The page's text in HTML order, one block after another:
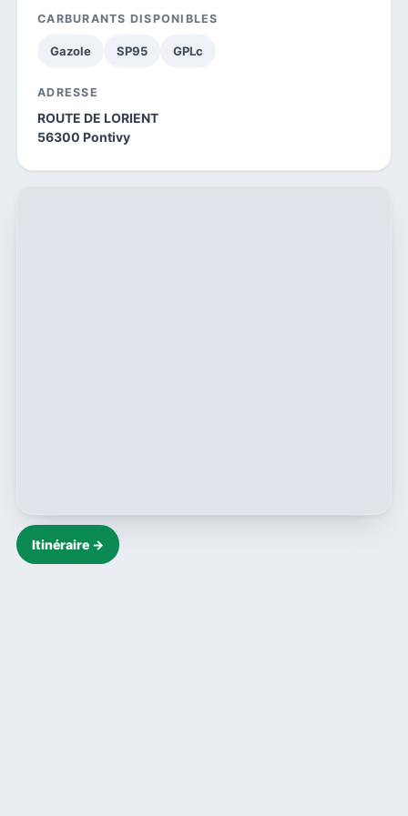
CARBURANTS DISPONIBLES
Gazole SP95 GPLc
ADRESSE
ROUTE DE LORIENT
56300 Pontivy
Itinéraire →